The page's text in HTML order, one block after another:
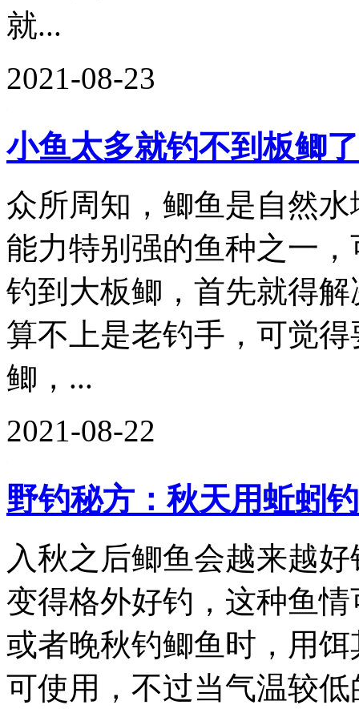
就...
2021-08-23
小鱼太多就钓不到板鲫
众所周知，鲫鱼是自然
能力特别强的鱼种之一
钓到大板鲫，首先就得
算不上是老钓手，可觉
鲫，...
2021-08-22
野钓秘方：秋天用蚯蚓
入秋之后鲫鱼会越来越
变得格外好钓，这种鱼
或者晚秋钓鲫鱼时，用
可使用，不过当气温较